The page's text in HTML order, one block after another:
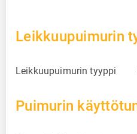
Leikkuupuimurin
Leikkuupuimurin tyyppi
Puimurin